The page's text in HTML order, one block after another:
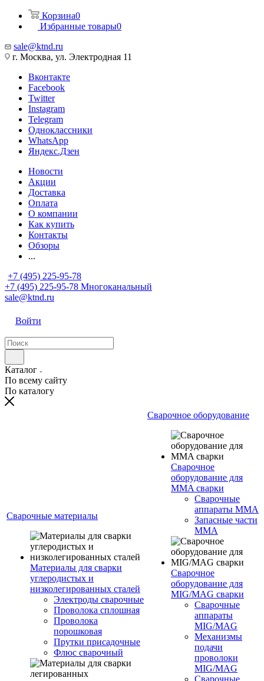
Корзина0
Избранные товары0
sale@ktnd.ru
г. Москва, ул. Электродная 11
Вконтакте
Facebook
Twitter
Instagram
Telegram
Одноклассники
WhatsApp
Яндекс.Дзен
Новости
Акции
Доставка
Оплата
О компании
Как купить
Контакты
Обзоры
...
+7 (495) 225-95-78
+7 (495) 225-95-78 Многоканальный
sale@ktnd.ru
Войти
Каталог
По всему сайту
По каталогу
Сварочные материалы
Материалы для сварки
углеродистых и
низколегированных сталей
Электроды сварочные
Проволока сплошная
Проволока
порошковая
Прутки присадочные
Флюс сварочный
Сварочное оборудование
Сварочное
оборудование для
MMA сварки
Сварочные
аппараты MMA
Запасные части
MMA
Сварочное
оборудование для
MIG/MAG сварки
Сварочные
аппараты
MIG/MAG
Механизмы
подачи
проволоки
MIG/MAG
Сварочные